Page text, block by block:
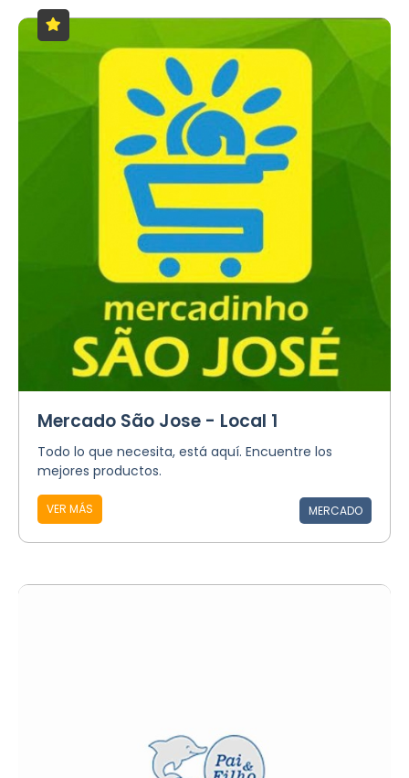
Mercado São Jose - Local 1
Todo lo que necesita, está aquí. Encuentre los
mejores productos.
VER MÁS MERCADO